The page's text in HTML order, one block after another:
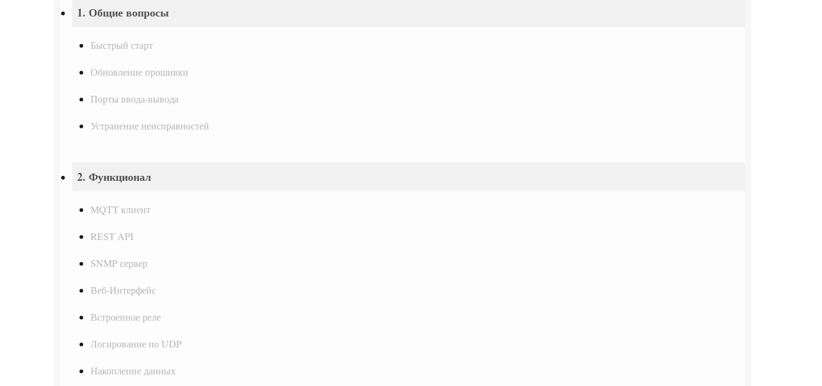
1. Общие вопросы
Быстрый старт
Обновление прошивки
Порты ввода-вывода
Устранение неисправностей
2. Функционал
MQTT клиент
REST API
SNMP сервер
Веб-Интерфейс
Встроенное реле
Логирование по UDP
Накопление данных